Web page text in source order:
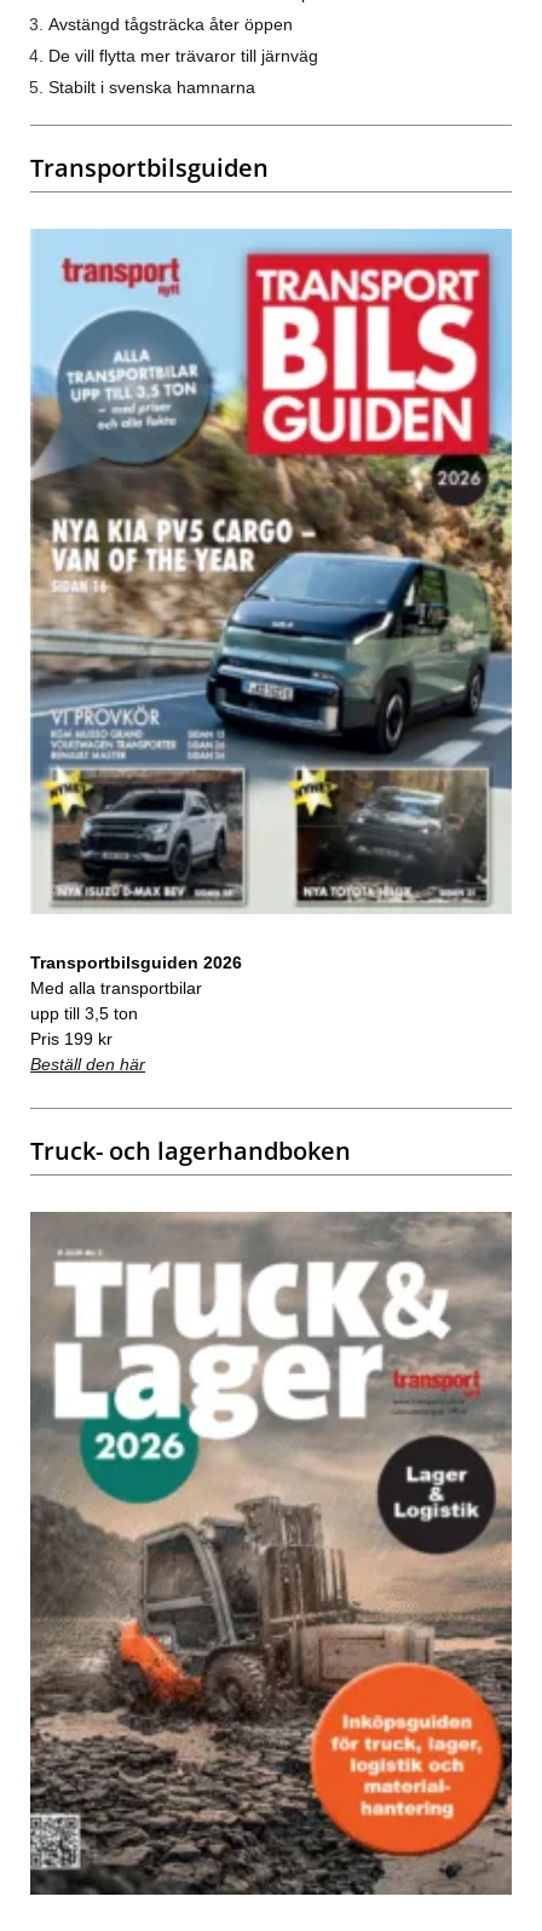
Avstängd tågsträcka åter öppen
De vill flytta mer trävaror till järnväg
Stabilt i svenska hamnarna
Transportbilsguiden
Transportbilsguiden 2026
Med alla transportbilar
upp till 3,5 ton
Pris 199 kr
Beställ den här
Truck- och lagerhandboken